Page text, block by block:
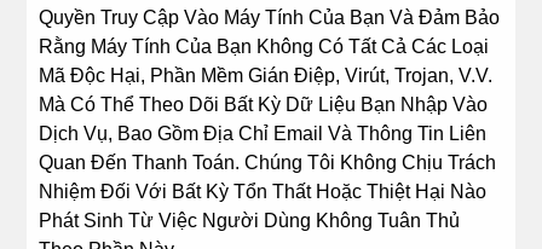
Quyền Truy Cập Vào Máy Tính Của Bạn Và Đảm Bảo
Rằng Máy Tính Của Bạn Không Có Tất Cả Các Loại
Mã Độc Hại, Phần Mềm Gián Điệp, Virút, Trojan, V.V.
Mà Có Thể Theo Dõi Bất Kỳ Dữ Liệu Bạn Nhập Vào
Dịch Vụ, Bao Gồm Địa Chỉ Email Và Thông Tin Liên
Quan Đến Thanh Toán. Chúng Tôi Không Chịu Trách
Nhiệm Đối Với Bất Kỳ Tổn Thất Hoặc Thiệt Hại Nào
Phát Sinh Từ Việc Người Dùng Không Tuân Thủ